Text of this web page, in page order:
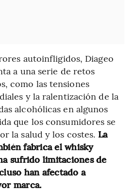
autoinfligidos, Diageo
a una serie de retos
como las tensiones
y la ralentización de la
alcohólicas en algunos
que los consumidores se
la salud y los costes. La
fabrica el whisky
sufrido limitaciones de
han afectado a
marca.